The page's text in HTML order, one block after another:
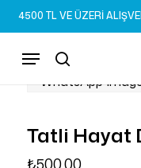
Skip
to
content
4500 TL VE ÜZERİ
search
Menu Sepet
Tatli Hayat